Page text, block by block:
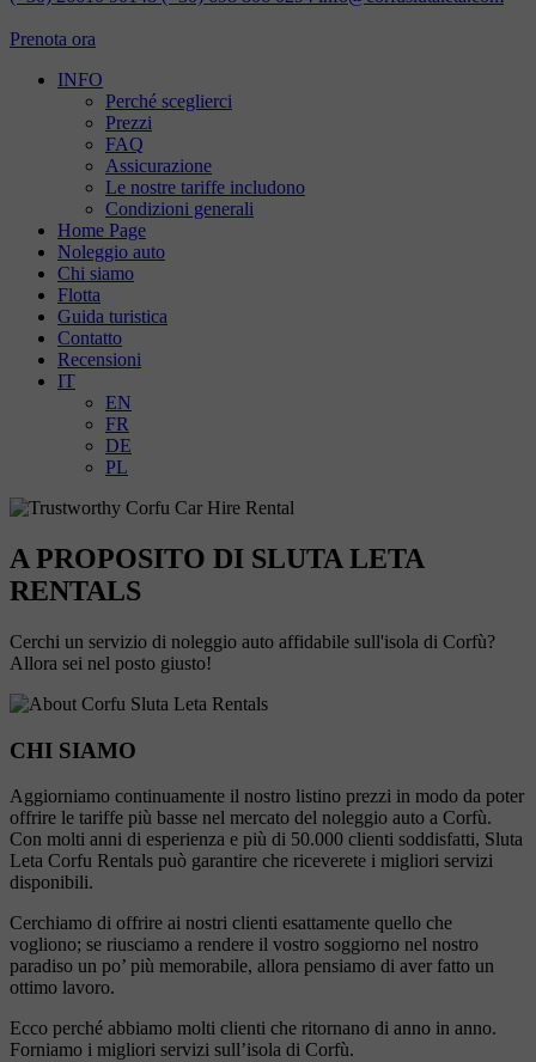
Prenota ora
INFO
Perché sceglierci
Prezzi
FAQ
Assicurazione
Le nostre tariffe includono
Condizioni generali
Home Page
Noleggio auto
Chi siamo
Flotta
Guida turistica
Contatto
Recensioni
IT
EN
FR
DE
PL
A PROPOSITO DI SLUTA LETA
RENTALS
Cerchi un servizio di noleggio auto affidabile sull'isola di Corfù?
Allora sei nel posto giusto!
CHI SIAMO
Aggiorniamo continuamente il nostro listino prezzi in modo da poter
offrire le tariffe più basse nel mercato del noleggio auto a Corfù.
Con molti anni di esperienza e più di 50.000 clienti soddisfatti, Sluta
Leta Corfu Rentals può garantire che riceverete i migliori servizi
disponibili.
Cerchiamo di offrire ai nostri clienti esattamente quello che
vogliono; se riusciamo a rendere il vostro soggiorno nel nostro
paradiso un po’ più memorabile, allora pensiamo di aver fatto un
ottimo lavoro.
Ecco perché abbiamo molti clienti che ritornano di anno in anno.
Forniamo i migliori servizi sull’isola di Corfù.